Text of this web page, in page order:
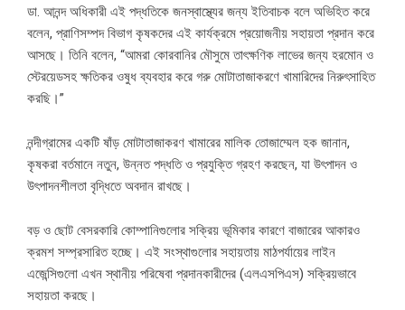
ডা. আনন্দ অধিকারী এই পদ্ধতিকে জনস্বাস্থ্যের জন্য ইতিবাচক বলে অভিহিত করে
বলেন, প্রাণিসম্পদ বিভাগ কৃষকদের এই কার্যক্রমে প্রয়োজনীয় সহায়তা প্রদান করে
আসছে। তিনি বলেন, “আমরা কোরবানির মৌসুমে তাৎক্ষণিক লাভের জন্য হরমোন ও
স্টেরয়েডসহ ক্ষতিকর ওষুধ ব্যবহার করে গরু মোটাতাজাকরণে খামারিদের নিরুৎসাহিত
করছি।”
নন্দীগ্রামের একটি ষাঁড় মোটাতাজাকরণ খামারের মালিক তোজাম্মেল হক জানান,
কৃষকরা বর্তমানে নতুন, উন্নত পদ্ধতি ও প্রযুক্তি গ্রহণ করছেন, যা উৎপাদন ও
উৎপাদনশীলতা বৃদ্ধিতে অবদান রাখছে।
বড় ও ছোট বেসরকারি কোম্পানিগুলোর সক্রিয় ভূমিকার কারণে বাজারের আকারও
ক্রমশ সম্প্রসারিত হচ্ছে। এই সংস্থাগুলোর সহায়তায় মাঠপর্যায়ের লাইন
এজেন্সিগুলো এখন স্থানীয় পরিষেবা প্রদানকারীদের (এলএসপিএস) সক্রিয়ভাবে
সহায়তা করছে।